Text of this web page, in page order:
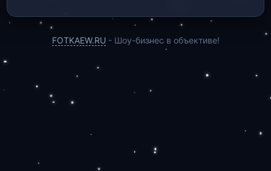
FOTKAEW.RU - Шоу-бизнес в объективе!